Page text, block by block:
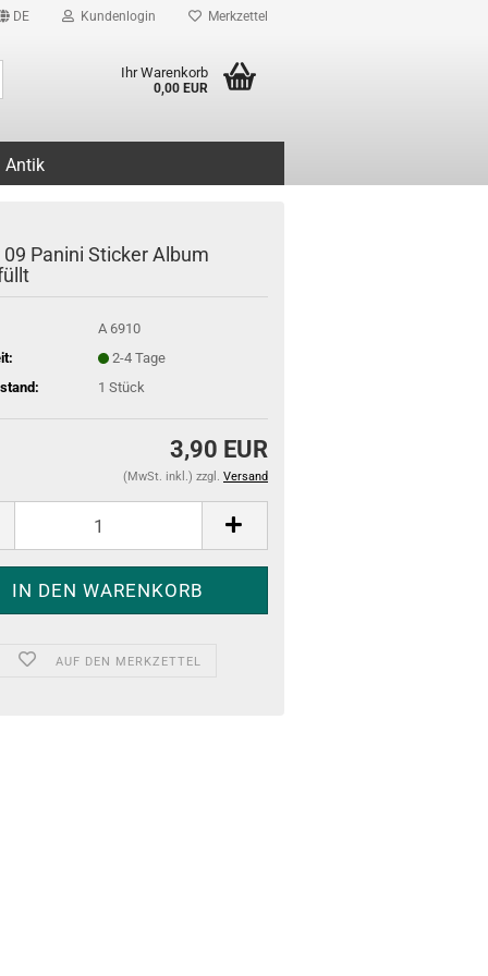
DE Kundenlogin Merkzettel
Ihr Warenkorb
0,00 EUR
Antik
Panini Sticker Album
A 6910
2-4 Tage
1 Stück
3,90 EUR
(MwSt. inkl.) zzgl. Versand
AUF DEN MERKZETTEL